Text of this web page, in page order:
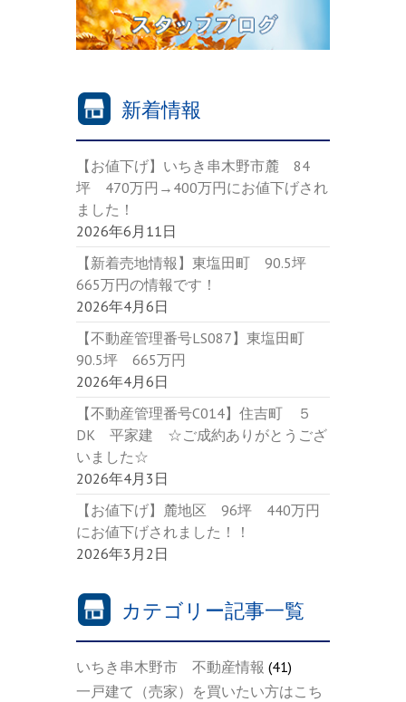
新着情報
【お値下げ】いちき串木野市麓 84
坪 470万円→400万円にお値下げされ
ました！
2026年6月11日
【新着売地情報】東塩田町 90.5坪
665万円の情報です！
2026年4月6日
【不動産管理番号LS087】東塩田町
90.5坪 665万円
2026年4月6日
【不動産管理番号C014】住吉町 ５
DK 平家建 ☆ご成約ありがとうござ
いました☆
2026年4月3日
【お値下げ】麓地区 96坪 440万円
にお値下げされました！！
2026年3月2日
カテゴリー記事一覧
いちき串木野市 不動産情報 (41)
一戸建て（売家）を買いたい方はこち